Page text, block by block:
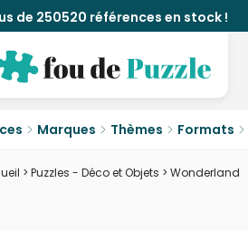
de 250520 références en stock !
Marques Thèmes Formats
> Puzzles - Déco et Objets > Wonderland